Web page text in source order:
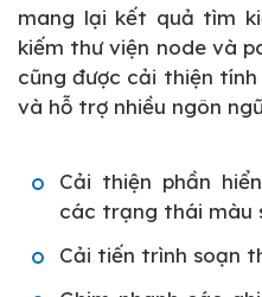
mang lại kết quả tìm
kiếm thư viện node và
cũng được cải thiện
và hỗ trợ nhiều ngôn
Cải thiện phần
các trạng thái màu
Cải tiến trình soạn